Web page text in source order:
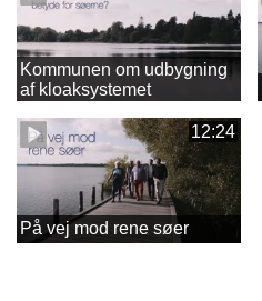
Kommunen om udbygning
af kloaksystemet
12:24
På vej mod rene søer